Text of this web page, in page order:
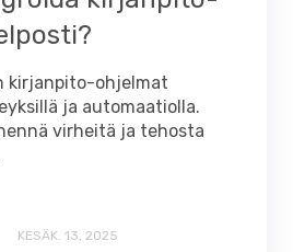
kirjanpito-ohjelmat
ja automaatiolla.
virheitä ja tehosta
KESÄK. 13, 2025